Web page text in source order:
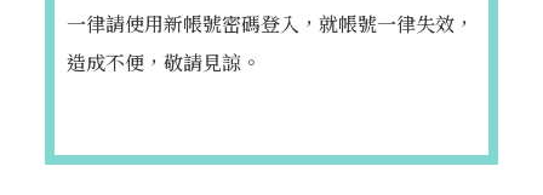
一律請使用新帳號密碼登入，就帳號一律失效，
造成不便，敬請見諒。